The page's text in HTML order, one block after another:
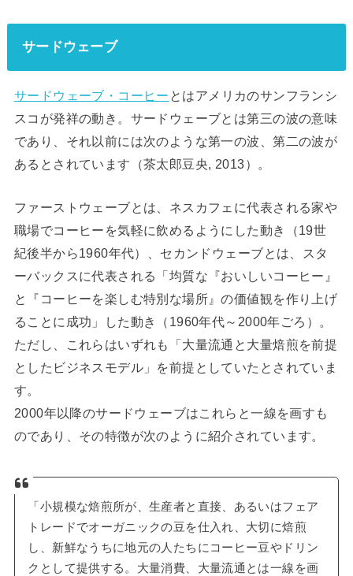
サードウェーブ
サードウェーブ・コーヒー とはアメリカのサンフランシ
スコが発祥の動き。サードウェーブとは第三の波の意味
であり、それ以前には次のような第一の波、第二の波が
あるとされています（茶太郎豆央, 2013）。
ファーストウェーブとは、ネスカフェに代表される家や
職場でコーヒーを気軽に飲めるようにした動き（19世
紀後半から1960年代）、セカンドウェーブとは、スタ
ーバックスに代表される「均質な『おいしいコーヒー』
と『コーヒーを楽しむ特別な場所』の価値観を作り上げ
ることに成功」した動き（1960年代～2000年ごろ）。
ただし、これらはいずれも「大量流通と大量焙煎を前提
としたビジネスモデル」を前提としていたとされていま
す。
2000年以降のサードウェーブはこれらと一線を画すも
のであり、その特徴が次のように紹介されています。
「小規模な焙煎所が、生産者と直接、あるいはフェア
トレードでオーガニックの豆を仕入れ、大切に焙煎
し、新鮮なうちに地元の人たちにコーヒー豆やドリン
クとして提供する。大量消費、大量流通とは一線を画